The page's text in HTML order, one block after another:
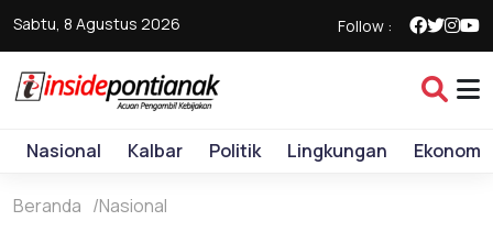
Sabtu, 8 Agustus 2026 Follow :
Nasional Kalbar Politik Lingkungan Ekonomi
Beranda Nasional